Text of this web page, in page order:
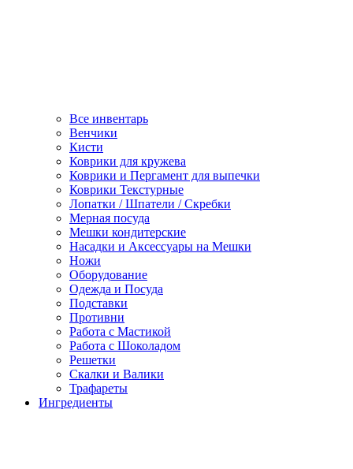
Все инвентарь
Венчики
Кисти
Коврики для кружева
Коврики и Пергамент для выпечки
Коврики Текстурные
Лопатки / Шпатели / Скребки
Мерная посуда
Мешки кондитерские
Насадки и Аксессуары на Мешки
Ножи
Оборудование
Одежда и Посуда
Подставки
Противни
Работа с Мастикой
Работа с Шоколадом
Решетки
Скалки и Валики
Трафареты
Ингредиенты